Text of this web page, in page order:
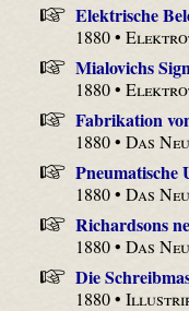
Elektrische
1880 •
Mialovichs
1880 •
Fabrikation
1880 •Das
Pneumatische
1880 •Das
Richardsons
1880 •Das
Die
1880 •